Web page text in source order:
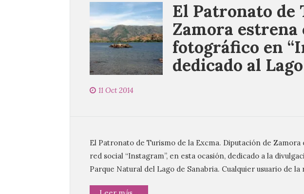
El Patronato de
Zamora estrena
fotográfico en
dedicado al
11 Oct 2014
El Patronato de Turismo de la Excma. Diputación de
red social “Instagram”, en esta ocasión, dedicado a la
Parque Natural del Lago de Sanabria. Cualquier usuario de